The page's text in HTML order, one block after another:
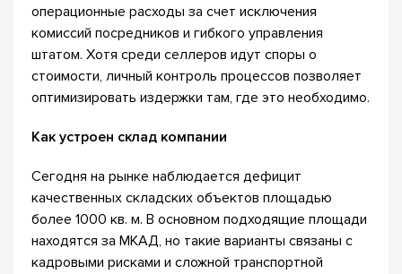
операционные расходы за счет исключения
комиссий посредников и гибкого управления
штатом. Хотя среди селлеров идут споры о
стоимости, личный контроль процессов позволяет
оптимизировать издержки там, где это необходимо.
Как устроен склад компании
Сегодня на рынке наблюдается дефицит
качественных складских объектов площадью
более 1000 кв. м. В основном подходящие площади
находятся за МКАД, но такие варианты связаны с
кадровыми рисками и сложной транспортной